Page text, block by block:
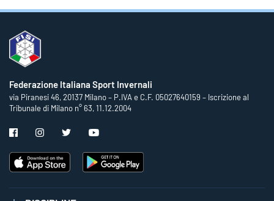
Federazione Italiana Sport Invernali
via Piranesi 46, 20137 Milano – P.IVA e C.F. 05027640159 – Iscrizione al
Tribunale di Milano n° 63, 11.12.2004